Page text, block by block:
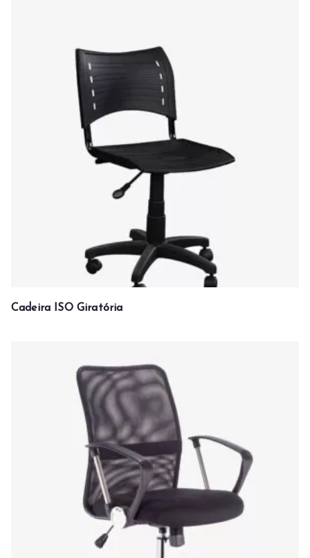
Cadeira ISO Giratória